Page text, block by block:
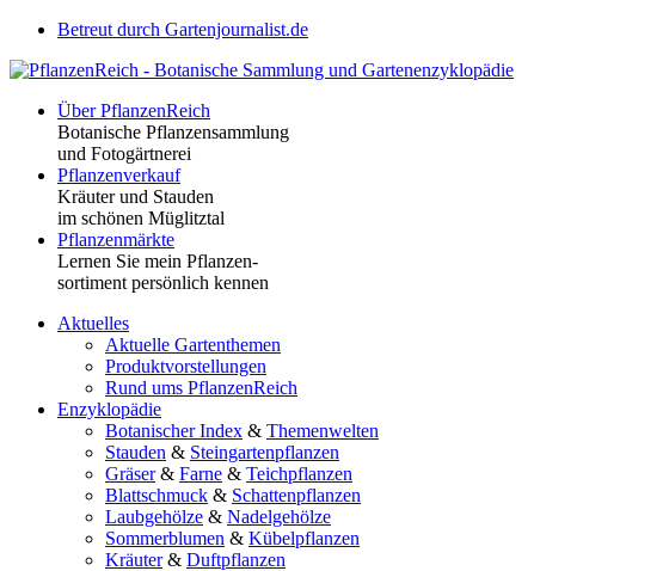
Betreut durch Gartenjournalist.de
Über PflanzenReich
Botanische Pflanzensammlung
und Fotogärtnerei
Pflanzenverkauf
Kräuter und Stauden
im schönen Müglitztal
Pflanzenmärkte
Lernen Sie mein Pflanzen-
sortiment persönlich kennen
Aktuelles
Aktuelle Gartenthemen
Produktvorstellungen
Rund ums PflanzenReich
Enzyklopädie
Botanischer Index & Themenwelten
Stauden & Steingartenpflanzen
Gräser& Farne & Teichpflanzen
Blattschmuck & Schattenpflanzen
Laubgehölze & Nadelgehölze
Sommerblumen & Kübelpflanzen
Kräuter& Duftpflanzen